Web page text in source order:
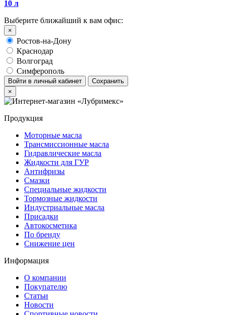
10 л
Выберите ближайший к вам офис:
×
Ростов-на-Дону
Краснодар
Волгоград
Симферополь
Войти в личный кабинет
Сохранить
×
Продукция
Моторные масла
Трансмиссионные масла
Гидравлические масла
Жидкости для ГУР
Антифризы
Смазки
Специальные жидкости
Тормозные жидкости
Индустриальные масла
Присадки
Автокосметика
По бренду
Снижение цен
Информация
О компании
Покупателю
Статьи
Новости